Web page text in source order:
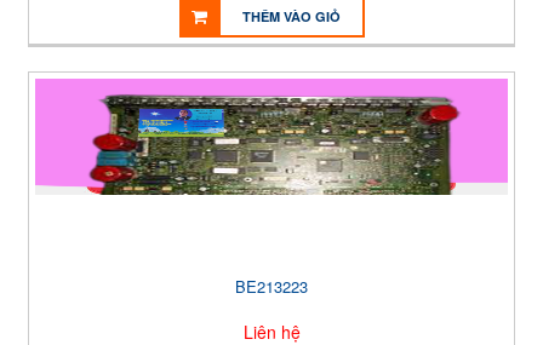
THÊM VÀO GIỎ
BE213223
Liên hệ